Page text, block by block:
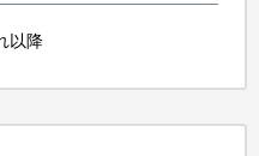
以降